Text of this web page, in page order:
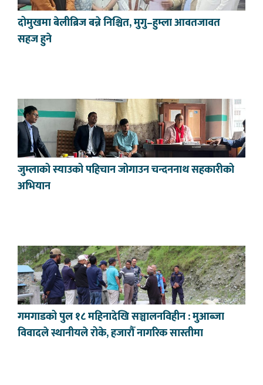
दोमुखमा बेलीब्रिज बन्ने निश्चित, मुगु–हुम्ला आवतजावत
सहज हुने
जुम्लाको स्याउको पहिचान जोगाउन चन्दननाथ सहकारीको
अभियान
गमगाडको पुल १८ महिनादेखि सञ्चालनविहीन : मुआब्जा
विवादले स्थानीयले रोके, हजारौँ नागरिक सास्तीमा